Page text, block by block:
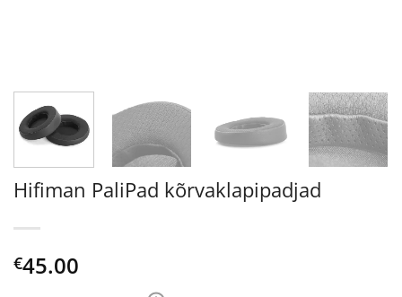
Hifiman PaliPad kõrvaklapipadjad
€45.00